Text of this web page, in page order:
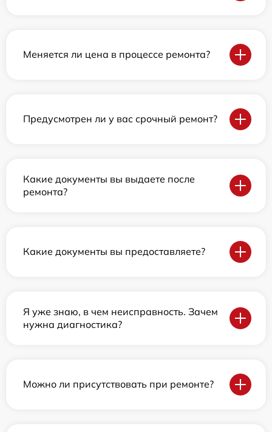
Меняется ли цена в процессе ремонта?
Предусмотрен ли у вас срочный ремонт?
Какие документы вы выдаете после
ремонта?
Какие документы вы предоставляете?
Я уже знаю, в чем неисправность. Зачем
нужна диагностика?
Можно ли присутствовать при ремонте?